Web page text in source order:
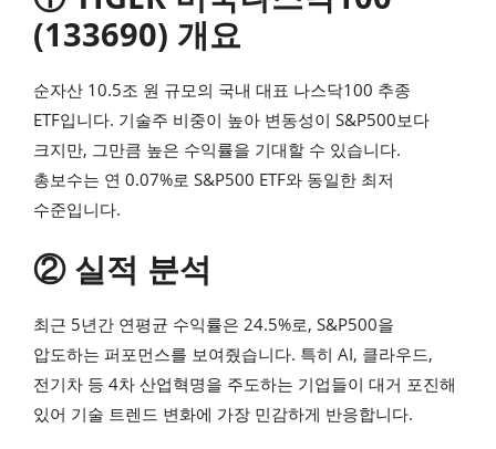
(133690) 개요
순자산 10.5조 원 규모의 국내 대표 나스닥100 추종
ETF입니다. 기술주 비중이 높아 변동성이 S&P500보다
크지만, 그만큼 높은 수익률을 기대할 수 있습니다.
총보수는 연 0.07%로 S&P500 ETF와 동일한 최저
수준입니다.
② 실적 분석
최근 5년간 연평균 수익률은 24.5%로, S&P500을
압도하는 퍼포먼스를 보여줬습니다. 특히 AI, 클라우드,
전기차 등 4차 산업혁명을 주도하는 기업들이 대거 포진해
있어 기술 트렌드 변화에 가장 민감하게 반응합니다.